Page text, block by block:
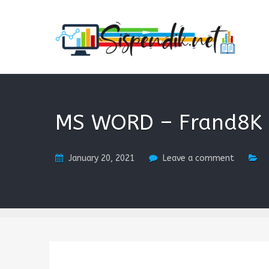
SISPENDIK.NET
Sistem Informasi Personal Pendidikan dan
MS WORD – Frand8K
January 20, 2021 Leave a comment